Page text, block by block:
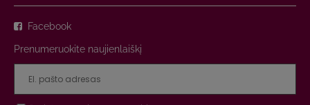
Facebook
Prenumeruokite naujienlaiškį